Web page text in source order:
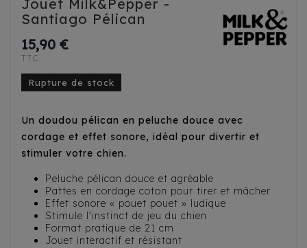
Jouet Milk&Pepper -
Santiago Pélican
15,90 €
TTC
Rupture de stock
Un doudou pélican en peluche douce avec
cordage et effet sonore, idéal pour divertir et
stimuler votre chien.
Peluche pélican douce et agréable
Pattes en cordage coton pour tirer et mâcher
Effet sonore « pouet pouet » ludique
Stimule l’instinct de jeu du chien
Format pratique de 21 cm
Jouet interactif et résistant